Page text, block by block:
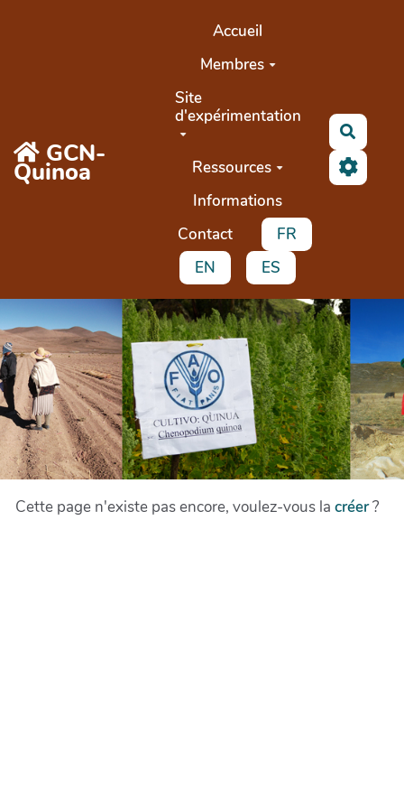
GCN-
Quinoa
Accueil
Membres
Site
d'expérimentation
Ressources
Informations
Contact
FR
EN
ES
Cette page n'existe pas encore, voulez-vous la créer?